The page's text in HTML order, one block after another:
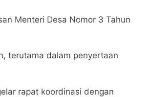
Menteri Desa Nomor 3 Tahun
terutama dalam penyertaan
rapat koordinasi dengan